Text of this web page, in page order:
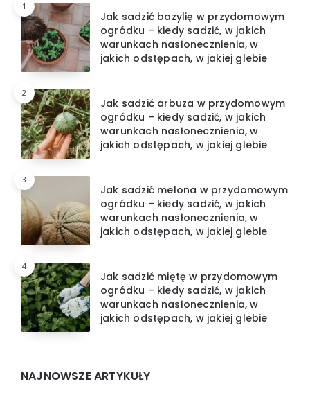
1
Jak sadzić bazylię w przydomowym
ogródku – kiedy sadzić, w jakich
warunkach nasłonecznienia, w
jakich odstępach, w jakiej glebie
2
Jak sadzić arbuza w przydomowym
ogródku – kiedy sadzić, w jakich
warunkach nasłonecznienia, w
jakich odstępach, w jakiej glebie
3
Jak sadzić melona w przydomowym
ogródku – kiedy sadzić, w jakich
warunkach nasłonecznienia, w
jakich odstępach, w jakiej glebie
4
Jak sadzić miętę w przydomowym
ogródku – kiedy sadzić, w jakich
warunkach nasłonecznienia, w
jakich odstępach, w jakiej glebie
NAJNOWSZE ARTYKUŁY